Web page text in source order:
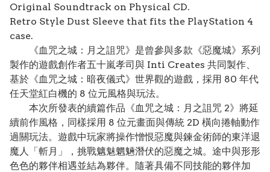
Original Soundtrack on Physical CD.
Retro Style Dust Sleeve that fits the PlayStation 4
case.
《血咒之城：月之詛咒》是曾參與多款《惡魔城》系列
製作的遊戲創作者五十嵐孝司與 Inti Creates 共同製作、
基於《血咒之城：暗夜儀式》世界觀的遊戲，採用 80 年代
任天堂紅白機的 8 位元風格與玩法。
本次所發表的續篇作品《血咒之城：月之詛咒 2》將延
續前作風格，同樣採用 8 位元畫面與傳統 2D 橫向捲軸動作
過關玩法。遊戲中玩家將操作憎恨惡魔與鍊金術師的東洋退
魔人「斬月」，挑戰魑魅魍魎潛伏的惡魔之城。途中與形形
色色的夥伴相遇並結為夥伴。隨著具備不同技能的夥伴加